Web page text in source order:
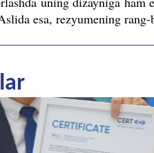
esa, rezyumening